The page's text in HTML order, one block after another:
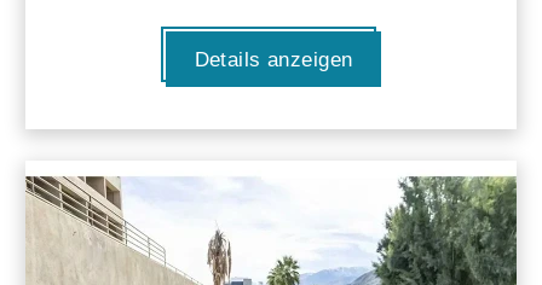
Details anzeigen